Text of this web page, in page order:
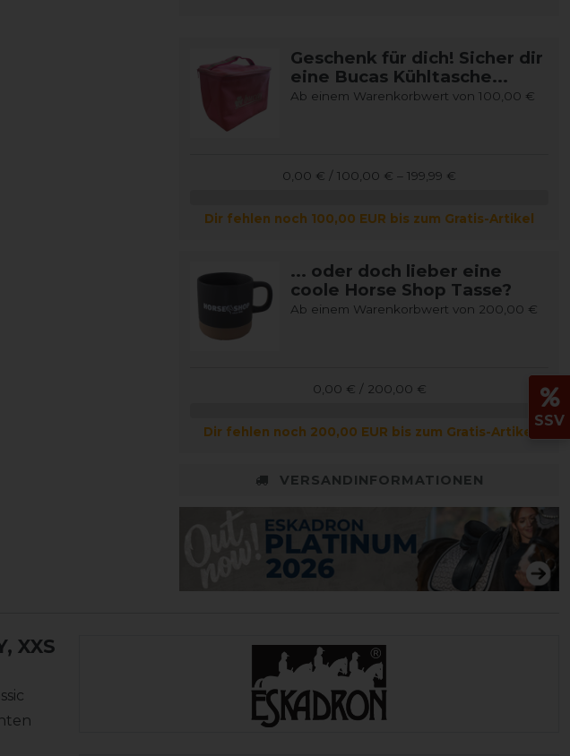
Geschenk für dich! Sicher dir
eine Bucas Kühltasche...
Ab einem Warenkorbwert von 100,00 €
0,00 € / 100,00 € – 199,99 €
Dir fehlen noch 100,00 EUR bis zum Gratis-Artikel
... oder doch lieber eine
coole Horse Shop Tasse?
Ab einem Warenkorbwert von 200,00 €
0,00 € / 200,00 €
Dir fehlen noch 200,00 EUR bis zum Gratis-Artikel
VERSANDINFORMATIONEN
XXS
SSV